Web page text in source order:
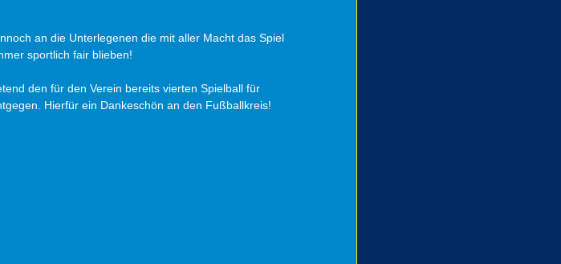
an die Unterlegenen die mit aller Macht das Spiel
sportlich fair blieben!
den für den Verein bereits vierten Spielball für
Hierfür ein Dankeschön an den Fußballkreis!